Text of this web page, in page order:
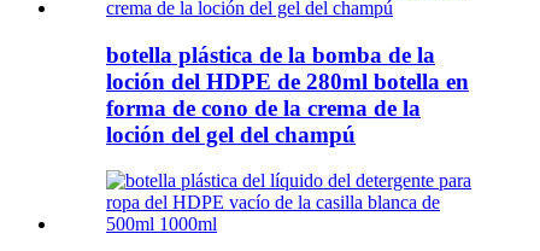
botella plástica de la bomba de la
loción del HDPE de 280ml botella en
forma de cono de la crema de la
loción del gel del champú